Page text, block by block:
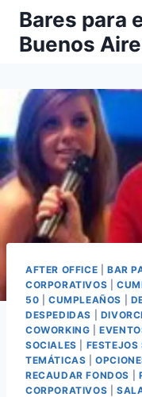
Saltar
contenido
Bares para
Buenos
AFTER OFFICE BAR
CORPORATIVOS
50
CUMPLEAÑOS
DESPEDIDAS
COWORKING |
SOCIALES
FESTEJOS
TEMÁTICAS |
RECAUDAR FONDOS
CORPORATIVOS